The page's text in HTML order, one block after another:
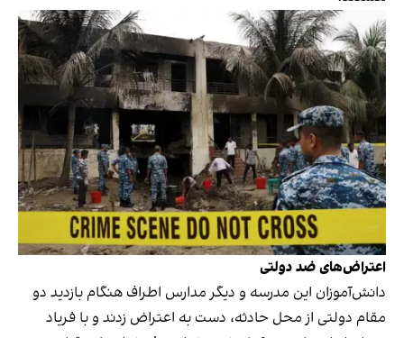
اعتراض‌های ضد دولتی
دانش‌آموزان این مدرسه و دیگر مدارس اطراف هنگام بازدید دو
مقام دولتی از محل حادثه، دست به اعتراض زدند و با فریاد